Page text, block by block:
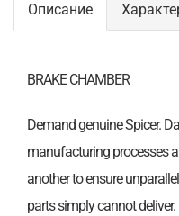
Описание
BRAKE CHAMBER
Demand genuine Spicer.
manufacturing processes
another to ensure
parts simply cannot deliver.